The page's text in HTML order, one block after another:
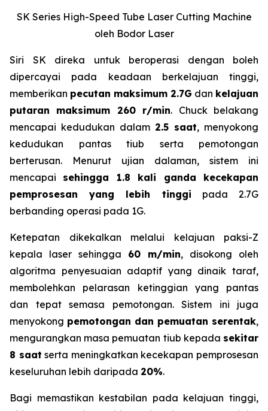
SK Series High-Speed Tube Laser Cutting Machine
oleh Bodor Laser
Siri SK direka untuk beroperasi dengan boleh
dipercayai pada keadaan berkelajuan tinggi,
memberikan pecutan maksimum 2.7G dan kelajuan
putaran maksimum 260 r/min. Chuck belakang
mencapai kedudukan dalam 2.5 saat, menyokong
kedudukan pantas tiub serta pemotongan
berterusan. Menurut ujian dalaman, sistem ini
mencapai sehingga 1.8 kali ganda kecekapan
pemprosesan yang lebih tinggi pada 2.7G
berbanding operasi pada 1G.
Ketepatan dikekalkan melalui kelajuan paksi-Z
kepala laser sehingga 60 m/min, disokong oleh
algoritma penyesuaian adaptif yang dinaik taraf,
membolehkan pelarasan ketinggian yang pantas
dan tepat semasa pemotongan. Sistem ini juga
menyokong pemotongan dan pemuatan serentak,
mengurangkan masa pemuatan tiub kepada sekitar
8 saat serta meningkatkan kecekapan pemprosesan
keseluruhan lebih daripada 20%.
Bagi memastikan kestabilan pada kelajuan tinggi,